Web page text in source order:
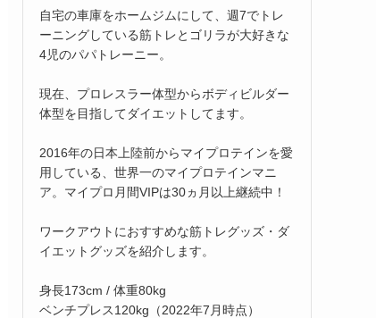
自宅の車庫をホームジムにして、週7でトレ
ーニングしている筋トレとゴリラが大好きな
4児のパパトレーニー。
現在、プロレスラー体型からボディビルダー
体型を目指してダイエットしてます。
2016年の日本上陸前からマイプロテインを愛
用している、世界一のマイプロテインマニ
ア。マイプロ月間VIPは30ヵ月以上継続中！
ワークアウトにおすすめな筋トレグッズ・ダ
イエットグッズを紹介します。
身長173cm / 体重80kg
ベンチプレス120kg（2022年7月時点）